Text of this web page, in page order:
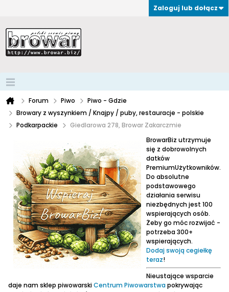
Zaloguj lub dołącz
Forum Piwo
Piwo - Gdzie
Browary z wyszynkiem / Knajpy / puby, restauracje - polskie
Podkarpackie
Giedlarowa 278, Browar Zakarczmie
BrowarBiz utrzymuje
się z dobrowolnych
datków
PremiumUżytkowników.
Do absolutne
podstawowego
działania serwisu
niezbędnych jest 100
wspierających osób.
Żeby go móc rozwijać -
potrzeba 300+
wspierających.
Dodaj swoją cegiełkę
teraz!
Nieustające wsparcie
daje nam sklep piwowarskiCentrum Piwowarstwapokrywając